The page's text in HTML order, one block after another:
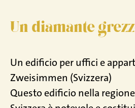
Un diamante
Un edificio per uffici e
Zweisimmen (Svizzera)
Questo edificio nella